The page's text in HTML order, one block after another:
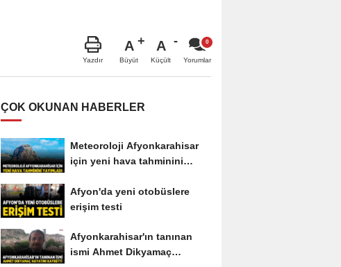
Yazdır
A
Büyüt
A
Küçült Yorumlar
ÇOK OKUNAN HABERLER
Meteoroloji Afyonkarahisar
için yeni hava tahminini
Afyon'da yeni otobüslere
erişim testi
Afyonkarahisar'ın tanınan
ismi Ahmet Dikyamaç